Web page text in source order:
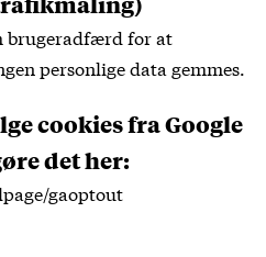
brugeradfærd for at
personlige data gemmes.
cookies fra Google
det her:
gaoptout